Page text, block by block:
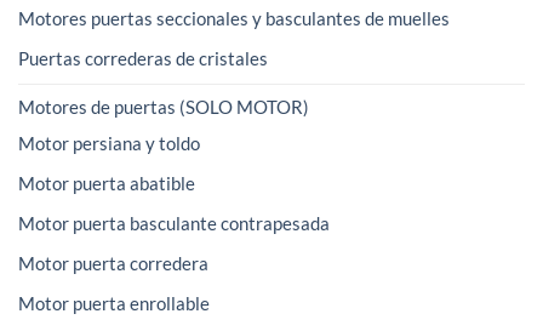
Motores puertas seccionales y basculantes de muelles
Puertas correderas de cristales
Motores de puertas (SOLO MOTOR)
Motor persiana y toldo
Motor puerta abatible
Motor puerta basculante contrapesada
Motor puerta corredera
Motor puerta enrollable